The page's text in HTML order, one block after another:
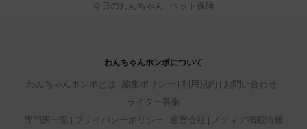
今日のわんちゃん ペット保険
わんちゃんホンポについて
わんちゃんホンポとは 編集ポリシー 利用規約
お問い合わせ
ライター募集
専門家一覧
プライバシーポリシー 運営会社 メディア掲載情報